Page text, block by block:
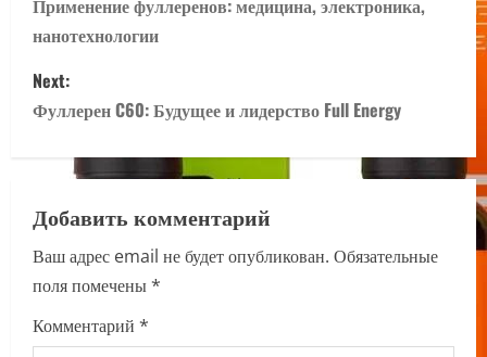
o
s
t
v
i
g
Применение фуллеренов: медицина, электроника,
нанотехнологии
Next:
Фуллерен C60: Будущее и лидерство Full Energy
Добавить комментарий
Ваш адрес email не будет опубликован. Обязательные
поля помечены*
Комментарий *